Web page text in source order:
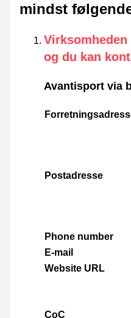
mindst
og du kan
Avantisport via
Postadresse
Phone number
E-mail
Website URL
CoC